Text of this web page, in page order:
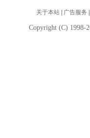
关于本站| 广告服务
Copyright (C) 1998-